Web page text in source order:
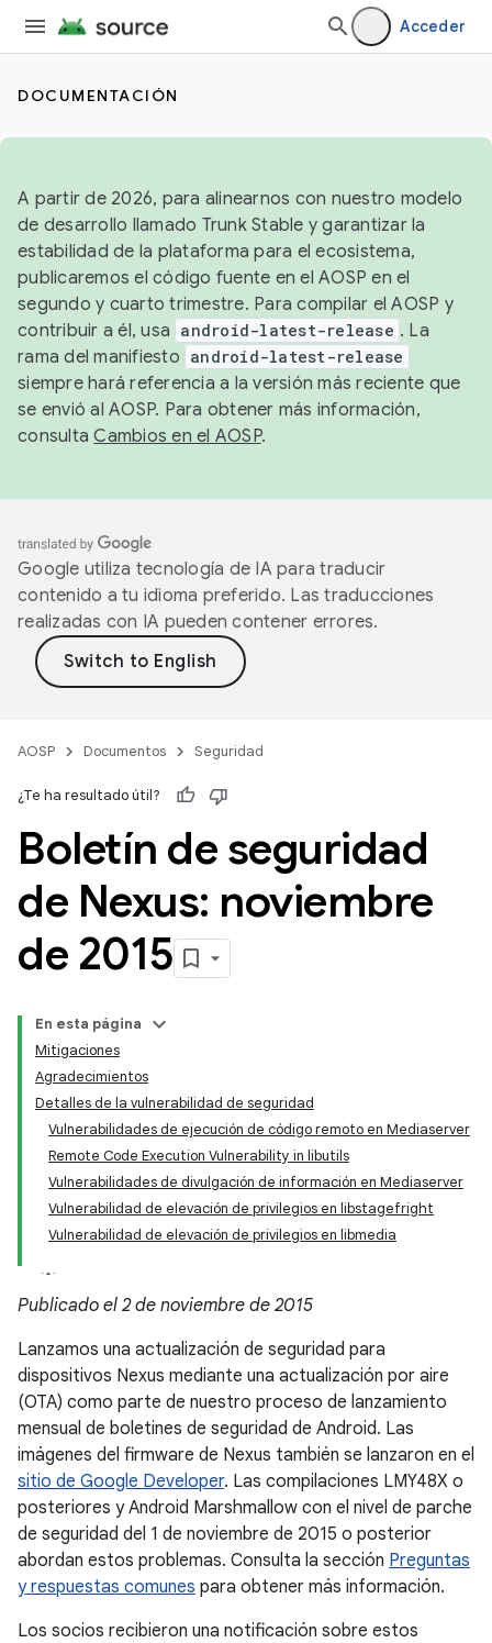
Acceder
DOCUMENTACIÓN
A partir de 2026, para alinearnos con nuestro modelo
de desarrollo llamado Trunk Stable y garantizar la
estabilidad de la plataforma para el ecosistema,
publicaremos el código fuente en el AOSP en el
segundo y cuarto trimestre. Para compilar el AOSP y
contribuir a él, usa android-latest-release . La
rama del manifiesto android-latest-release
siempre hará referencia a la versión más reciente que
se envió al AOSP. Para obtener más información,
consultaCambios en el AOSP.
Google utiliza tecnología de IA para traducir
contenido a tu idioma preferido. Las traducciones
realizadas con IA pueden contener errores.
AOSP Documentos Seguridad
¿Te ha resultado útil?
Boletín de seguridad
de Nexus: noviembre
de 2015
En esta página
Mitigaciones
Agradecimientos
Detalles de la vulnerabilidad de seguridad
Vulnerabilidades de ejecución de código remoto en Mediaserver
Remote Code Execution Vulnerability in libutils
Vulnerabilidades de divulgación de información en Mediaserver
Vulnerabilidad de elevación de privilegios en libstagefright
Vulnerabilidad de elevación de privilegios en libmedia
Publicado el 2 de noviembre de 2015
Lanzamos una actualización de seguridad para
dispositivos Nexus mediante una actualización por aire
(OTA) como parte de nuestro proceso de lanzamiento
mensual de boletines de seguridad de Android. Las
imágenes del firmware de Nexus también se lanzaron en el
sitio de Google Developer. Las compilaciones LMY48X o
posteriores y Android Marshmallow con el nivel de parche
de seguridad del 1 de noviembre de 2015 o posterior
abordan estos problemas. Consulta la sección Preguntas
y respuestas comunes para obtener más información.
Los socios recibieron una notificación sobre estos